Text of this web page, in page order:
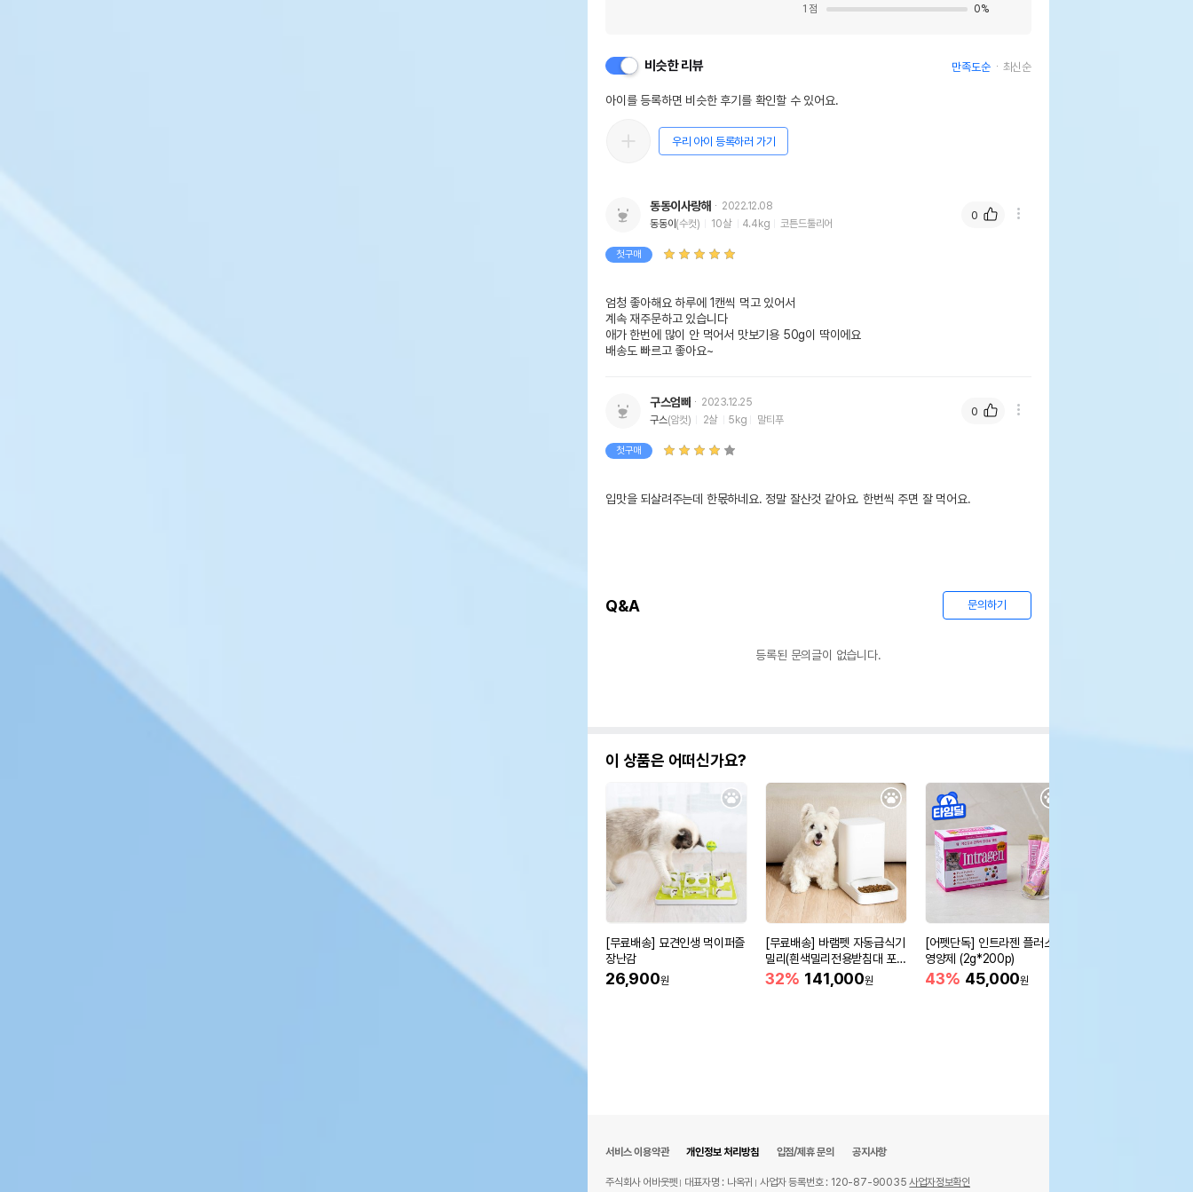
1 점 0%
비슷한 리뷰 만족도순 최신순
아이를 등록하면 비슷한 후기를 확인할 수 있어요.
우리 아이 등록하러 가기
동동이사랑해
2022.12.08
동동이 (수컷) 10살 4.4kg 코튼드툴리어
첫구매
엄청 좋아해요 하루에 1캔씩 먹고 있어서
계속 재주문하고 있습니다
애가 한번에 많이 안 먹어서 맛보기용 50g이 딱이에요
배송도 빠르고 좋아요~
0
구스엄빠
2023.12.25
구스(암컷) 2살 5kg 말티푸
첫구매
입맛을 되살려주는데 한몫하네요. 정말 잘산것 같아요. 한번씩 주면 잘 먹어요.
0
Q&A 문의하기
등록된 문의글이 없습니다.
이 상품은 어떠신가요?
[무료배송] 묘견인생 먹이퍼즐
장난감
26,900원
[무료배송] 바램펫 자동급식기
밀리(흰색밀리전용받침대 포
함)
32% 141,000원
[어펫단독] 인트라젠 플러스
영양제 (2g*200p)
43% 45,000원
서비스 이용약관 개인정보 처리방침 입점/제휴 문의 공지사항
주식회사 어바웃펫 대표자명 : 나옥귀 사업자 등록번호 : 120-87-90035사업자정보확인